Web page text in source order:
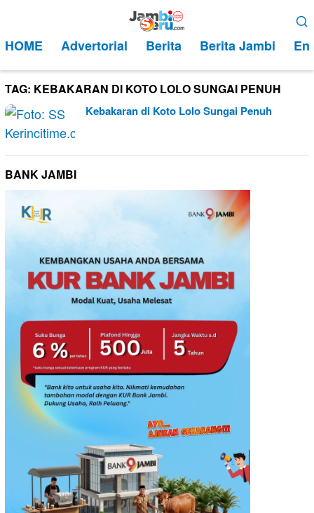
kontenMobile
HOME Advertorial Berita Berita Jambi
TAG: KEBAKARAN DI KOTO LOLO SUNGAI PENUH
Kebakaran di Koto Lolo Sungai Penuh
BANK JAMBI